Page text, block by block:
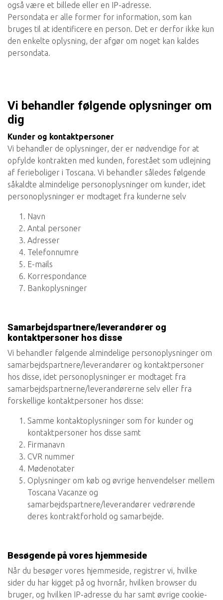
også være et billede eller en IP-adresse.
Persondata er alle former for information, som kan
bruges til at identificere en person. Det er derfor ikke kun
den enkelte oplysning, der afgør om noget kan kaldes
persondata.
Vi behandler følgende oplysninger om
dig
Kunder og kontaktpersoner
Vi behandler de oplysninger, der er nødvendige for at
opfylde kontrakten med kunden, forestået som udlejning
af ferieboliger i Toscana. Vi behandler således følgende
såkaldte almindelige personoplysninger om kunder, idet
personoplysninger er modtaget fra kunderne selv
Navn
Antal personer
Adresser
Telefonnumre
E-mails
Korrespondance
Bankoplysninger
Samarbejdspartnere/leverandører og
kontaktpersoner hos disse
Vi behandler følgende almindelige personoplysninger om
samarbejdspartnere/leverandører og kontaktpersoner
hos disse, idet personoplysninger er modtaget fra
samarbejdspartnerne/leverandørerne selv eller fra
forskellige kontaktpersoner hos disse:
Samme kontaktoplysninger som for kunder og
kontaktpersoner hos disse samt
Firmanavn
CVR nummer
Mødenotater
Oplysninger om køb og øvrige henvendelser mellem
Toscana Vacanze og
samarbejdspartnere/leverandører vedrørende
deres kontraktforhold og samarbejde.
Besøgende på vores hjemmeside
Når du besøger vores hjemmeside, registrer vi, hvilke
sider du har kigget på og hvornår, hvilken browser du
bruger, og hvilken IP-adresse du har samt øvrige cookie-